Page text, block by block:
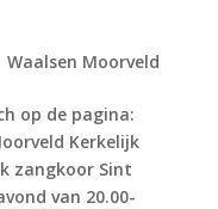
Waalsen Moorveld
op de pagina:
Kerkelijk
zangkoor Sint
van 20.00-